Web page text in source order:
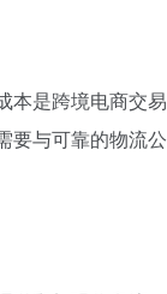
本是跨境电商交易
要与可靠的物流公